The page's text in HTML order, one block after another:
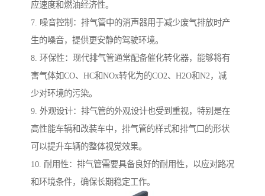
应速度和燃油经济性。
7. 噪音控制：排气管中的消声器用于减少废气排放时产
生的噪音，提供更安静的驾驶环境。
8. 环保性：现代排气管通常配备催化转化器，能够将有
害气体如CO、HC和NOx转化为的CO2、H2O和N2，减
少对环境的污染。
9. 外观设计：排气管的外观设计也受到重视，特别是在
高性能车辆和改装车中，排气管的样式和排气口的形状
可以提升车辆的整体视觉效果。
10. 耐用性：排气管需要具备良好的耐用性，以应对路况
和环境条件，确保长期稳定工作。